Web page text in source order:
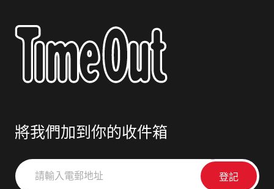
將我們加到你的收件箱
請
輸